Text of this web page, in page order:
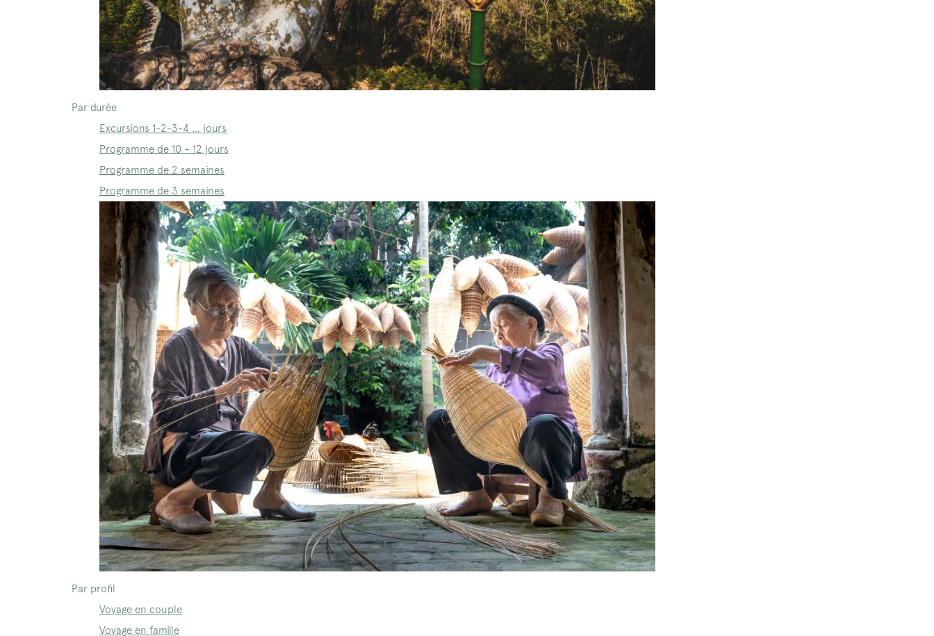
Par durée
Excursions 1-2-3-4 … jours
Programme de 10 – 12 jours
Programme de 2 semaines
Programme de 3 semaines
Par profil
Voyage en couple
Voyage en famille